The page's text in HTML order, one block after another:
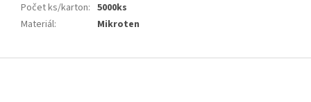
Počet ks/karton: 5000ks
Materiál: Mikroten